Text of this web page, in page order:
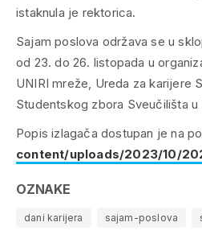
istaknula je rektorica.
Sajam poslova održava se u
od 23. do 26. listopada u
UNIRI mreže, Ureda za karijere
Studentskog zbora Sveučilišta u
Popis izlagača dostupan je na
content/uploads/2023/10/
OZNAKE
dani karijera sajam-poslova